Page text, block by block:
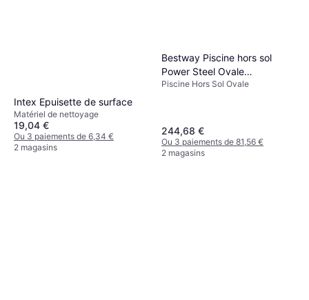
Intex Epuisette de surface
Matériel de nettoyage
19,04 €
Ou 3 paiements de 6,34 €
2 magasins
Bestway Piscine hors sol
Power Steel Ovale
305x200x84 cm
Piscine Hors Sol Ovale
244,68 €
Ou 3 paiements de 81,56 €
2 magasins